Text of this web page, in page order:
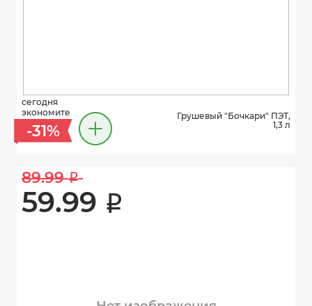
сегодня
экономите
-31%
Грушевый "Бочкари" ПЭТ,
1,3 л
89.99 i
59.99 i